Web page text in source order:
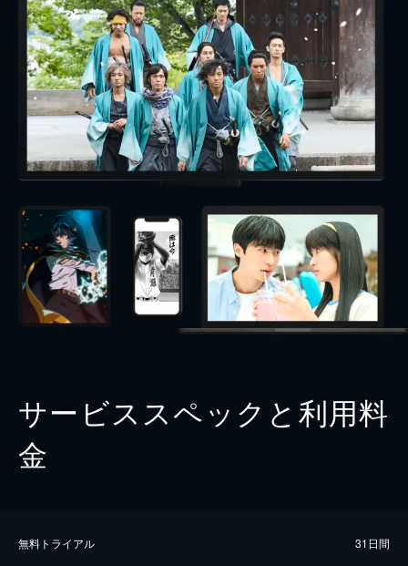
サービススペックと利用料
金
無料トライアル 31日間